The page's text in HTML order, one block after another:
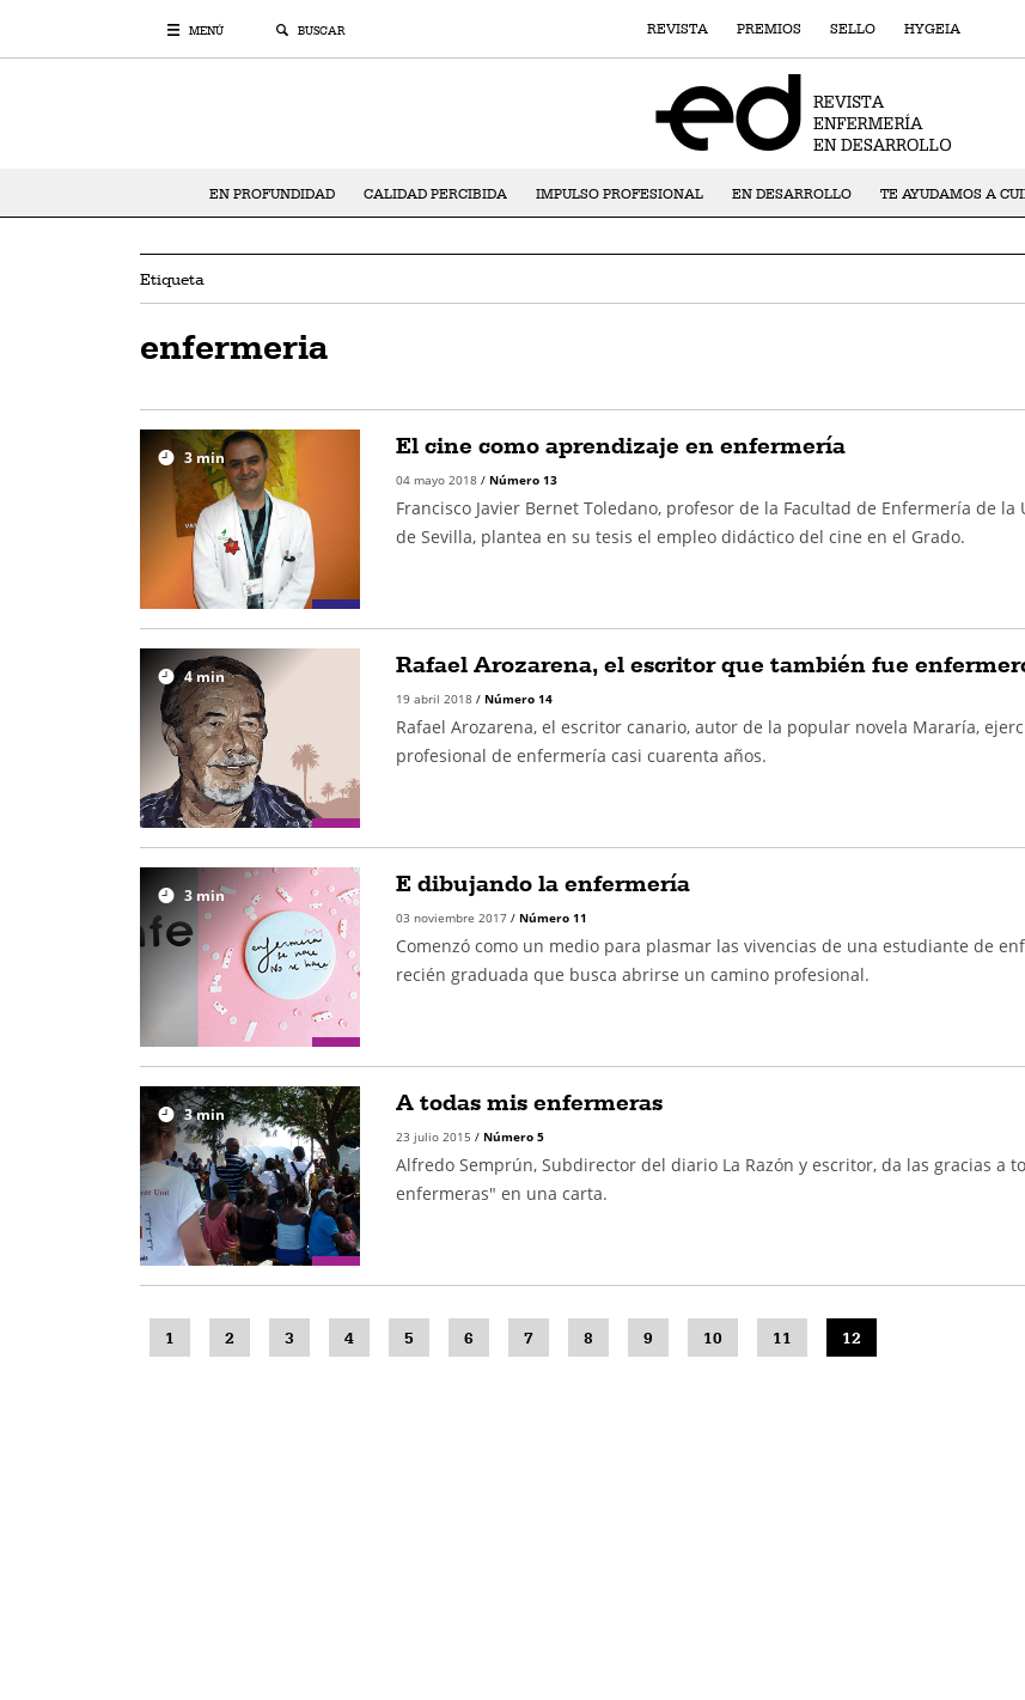
MENÚ BUSCAR REVISTA PREMIOS SELLO HYGEIA
EN PROFUNDIDAD CALIDAD PERCIBIDA IMPULSO PROFESIONAL EN DESARROLLO TE AYUDAMOS A
Etiqueta
enfermeria
3 min El cine como aprendizaje en enfermería
04 mayo 2018 / Número 13
Francisco Javier Bernet Toledano, profesor de la Facultad de Enfermería de la
de Sevilla, plantea en su tesis el empleo didáctico del cine en el Grado.
4min Rafael Arozarena, el escritor que también fue
19 abril 2018 / Número 14
Rafael Arozarena, el escritor canario, autor de la popular novela Mararía,
profesional de enfermería casi cuarenta años.
3min E dibujando la enfermería
03 noviembre 2017 / Número 11
Comenzó como un medio para plasmar las vivencias de una estudiante de
recién graduada que busca abrirse un camino profesional.
3min A todas mis enfermeras
23 julio 2015 / Número 5
Alfredo Semprún, Subdirector del diario La Razón y escritor, da las gracias a
enfermeras" en una carta.
1 2 3 4 5 6 7 8 9 10 11 12